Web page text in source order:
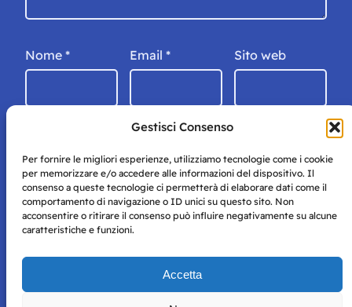
Gestisci Consenso
Per fornire le migliori esperienze, utilizziamo tecnologie come i cookie
per memorizzare e/o accedere alle informazioni del dispositivo. Il
consenso a queste tecnologie ci permetterà di elaborare dati come il
comportamento di navigazione o ID unici su questo sito. Non
acconsentire o ritirare il consenso può influire negativamente su alcune
caratteristiche e funzioni.
Accetta
Nome * Email * Sito web
Storie di Napoli è una testata registrata presso il tribunale di